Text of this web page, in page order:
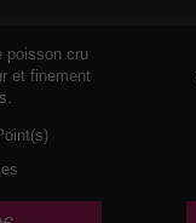
poisson cru
et finement